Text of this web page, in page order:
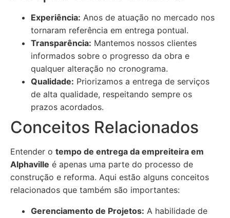
Experiência: Anos de atuação no mercado nos
tornaram referência em entrega pontual.
Transparência: Mantemos nossos clientes
informados sobre o progresso da obra e
qualquer alteração no cronograma.
Qualidade: Priorizamos a entrega de serviços
de alta qualidade, respeitando sempre os
prazos acordados.
Conceitos Relacionados
Entender o tempo de entrega da empreiteira em
Alphaville é apenas uma parte do processo de
construção e reforma. Aqui estão alguns conceitos
relacionados que também são importantes:
Gerenciamento de Projetos: A habilidade de